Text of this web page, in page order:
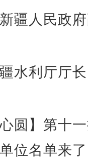
疆人民政
水利厅厅长
心圆】第十
位名单来